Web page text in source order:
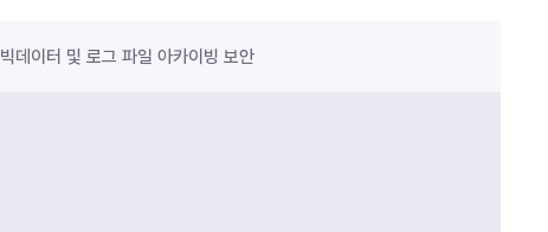
빅데이터 및 로그 파일 아카이빙 보안